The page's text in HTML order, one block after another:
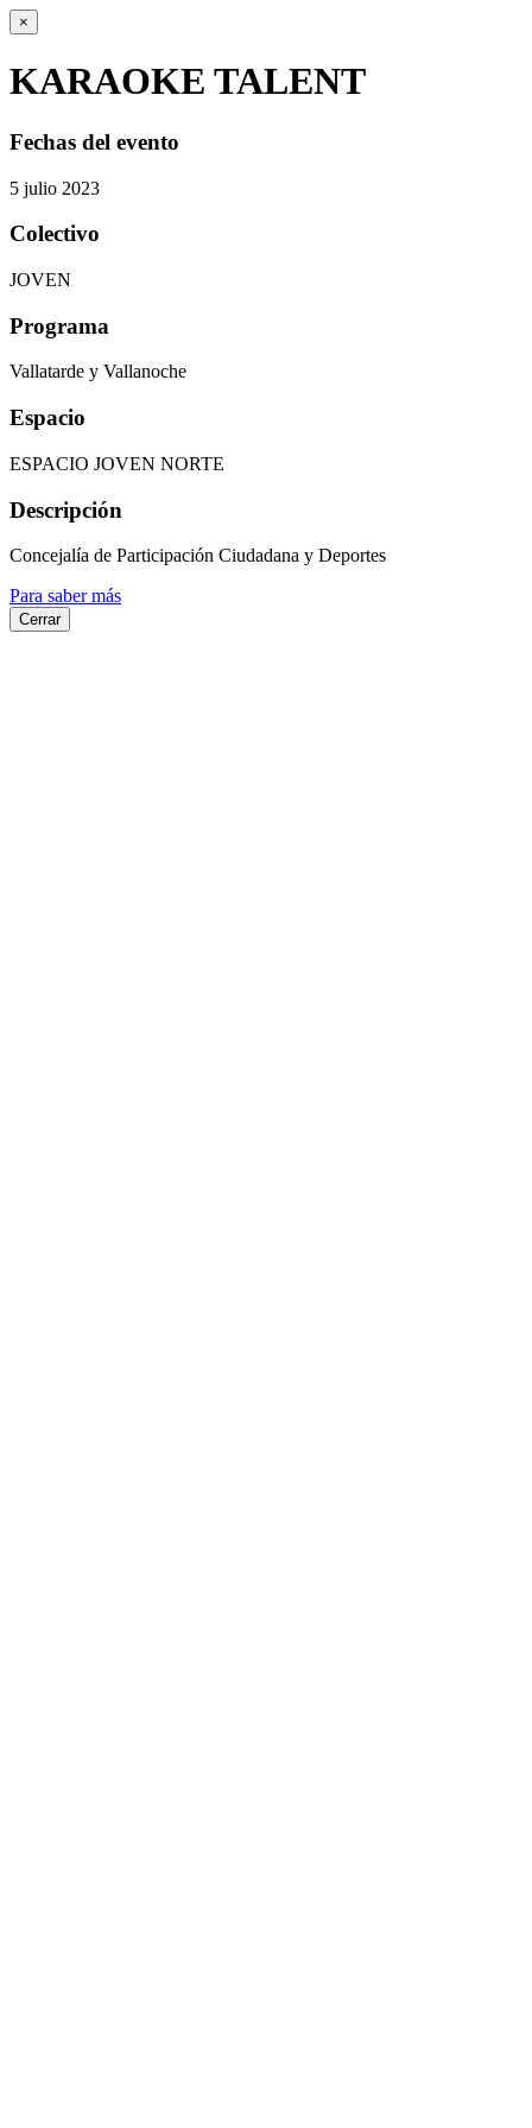
×
KARAOKE TALENT
Fechas del evento
5 julio 2023
Colectivo
JOVEN
Programa
Vallatarde y Vallanoche
Espacio
ESPACIO JOVEN NORTE
Descripción
Concejalía de Participación Ciudadana y Deportes
Para saber más
Cerrar